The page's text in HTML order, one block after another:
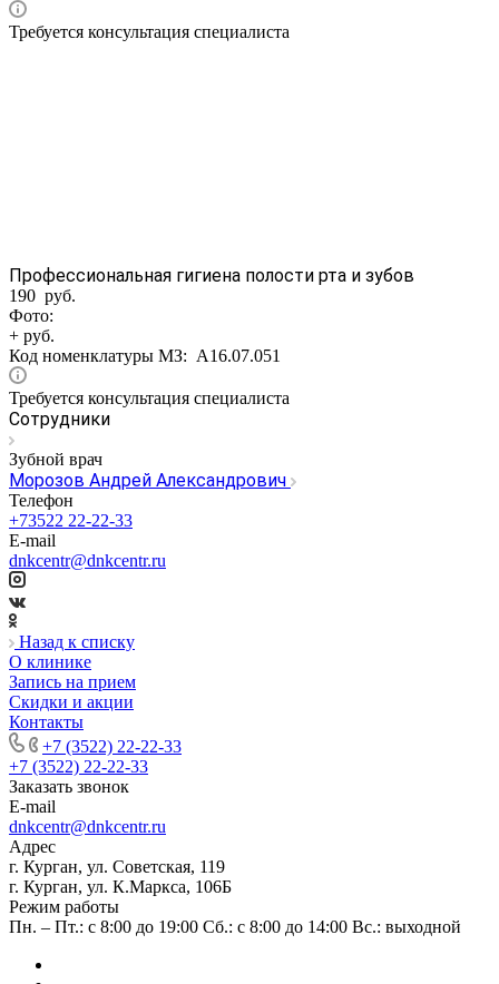
Требуется консультация специалиста
Профессиональная гигиена полости рта и зубов
190 руб.
Фото:
+ руб.
Код номенклатуры МЗ: A16.07.051
Требуется консультация специалиста
Сотрудники
Зубной врач
Морозов Андрей Александрович
Телефон
+73522 22-22-33
E-mail
dnkcentr@dnkcentr.ru
Назад к списку
О клинике
Запись на прием
Скидки и акции
Контакты
+7 (3522) 22-22-33
+7 (3522) 22-22-33
Заказать звонок
E-mail
dnkcentr@dnkcentr.ru
Адрес
г. Курган, ул. Советская, 119
г. Курган, ул. К.Маркса, 106Б
Режим работы
Пн. – Пт.: с 8:00 до 19:00 Сб.: с 8:00 до 14:00 Вс.: выходной